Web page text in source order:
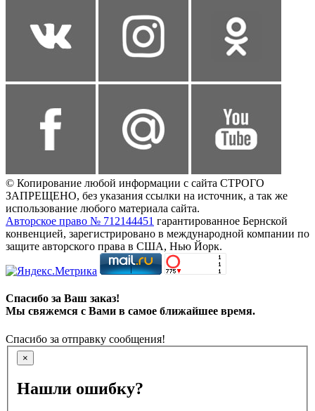
© Копирование любой информации с сайта СТРОГО
ЗАПРЕЩЕНО, без указания ссылки на источник, а так же
использование любого материала сайта.
Авторское право № 712144451 гарантированное Бернской
конвенцией, зарегистрировано в международной компании по
защите авторского права в США, Нью Йорк.
Спасибо за Ваш заказ!
Мы свяжемся с Вами в самое ближайшее время.
Спасибо за отправку сообщения!
×
Нашли ошибку?